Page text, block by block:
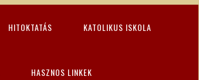
HITOKTATÁS KATOLIKUS ISKOLA
HASZNOS LINKEK